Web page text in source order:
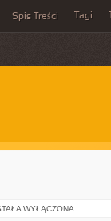
Spis Treści Tagi
WYŁĄCZONA